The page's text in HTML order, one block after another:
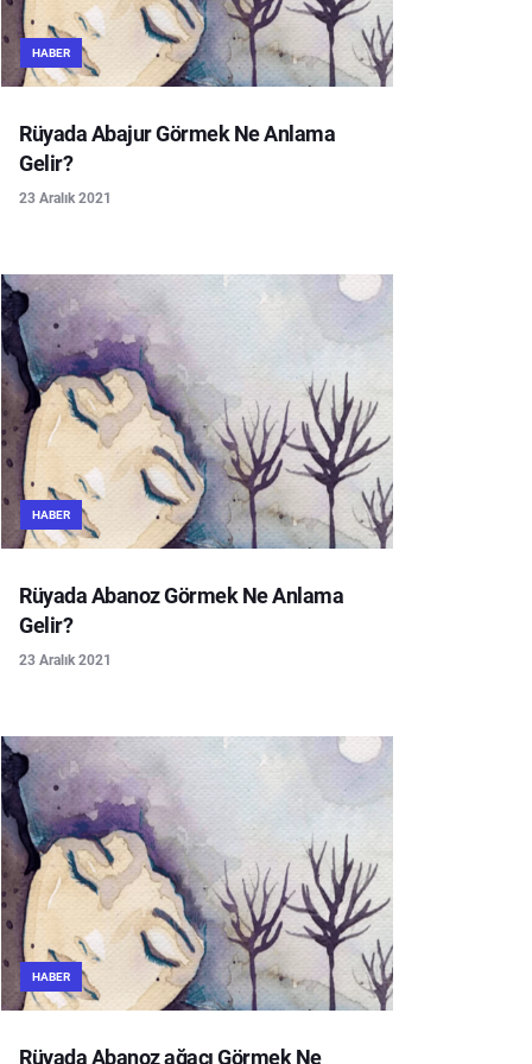
HABER
Rüyada Abajur Görmek Ne Anlama
Gelir?
23 Aralık 2021
HABER
Rüyada Abanoz Görmek Ne Anlama
Gelir?
23 Aralık 2021
HABER
Rüyada Abanoz ağacı Görmek Ne